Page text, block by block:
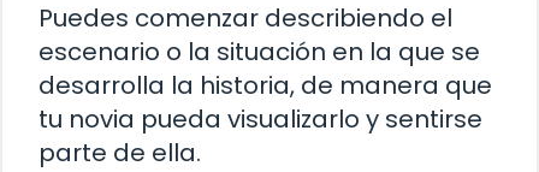
Puedes comenzar describiendo el
escenario o la situación en la que se
desarrolla la historia, de manera que
tu novia pueda visualizarlo y sentirse
parte de ella.